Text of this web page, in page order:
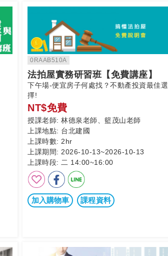
0RAAB510A
法拍屋實務研習班【免費講座】
下午場-便宜房子何處找？不動產投資最佳選
擇!
NT$免費
授課老師: 林德泉老師、籃茂山老師
上課地點: 台北建國
上課時數: 2hr
上課期間: 2026-10-13~2026-10-13
上課時段: 二 14:00~16:00
加入購物車 課程資料